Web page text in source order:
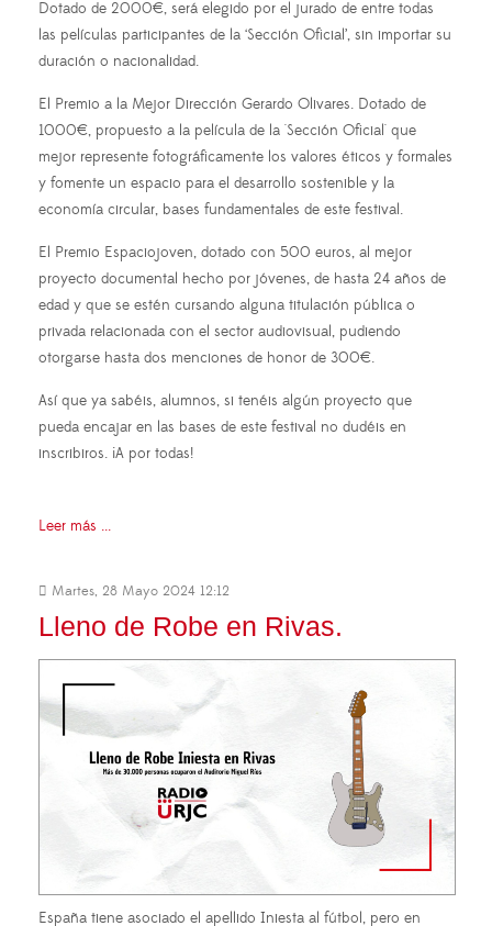
Dotado de 2000€, será elegido por el jurado de entre todas
las películas participantes de la ‘Sección Oficial’, sin importar su
duración o nacionalidad.
El Premio a la Mejor Dirección Gerardo Olivares. Dotado de
1000€, propuesto a la película de la 'Sección Oficial' que
mejor represente fotográficamente los valores éticos y formales
y fomente un espacio para el desarrollo sostenible y la
economía circular, bases fundamentales de este festival.
El Premio Espaciojoven, dotado con 500 euros, al mejor
proyecto documental hecho por jóvenes, de hasta 24 años de
edad y que se estén cursando alguna titulación pública o
privada relacionada con el sector audiovisual, pudiendo
otorgarse hasta dos menciones de honor de 300€.
Así que ya sabéis, alumnos, si tenéis algún proyecto que
pueda encajar en las bases de este festival no dudéis en
inscribiros. ¡A por todas!
Leer más ...
Martes, 28 Mayo 2024 12:12
Lleno de Robe en Rivas.
España tiene asociado el apellido Iniesta al fútbol, pero en